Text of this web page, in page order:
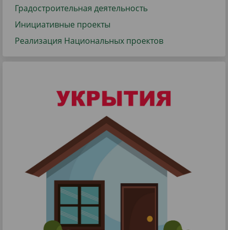
Градостроительная деятельность
Инициативные проекты
Реализация Национальных проектов